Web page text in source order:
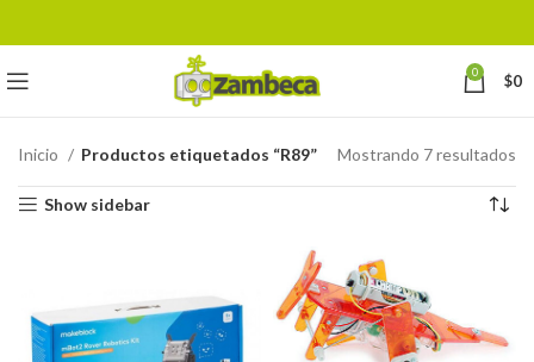
0 $0
Inicio Productos etiquetados “R89” Mostrando 7 resultados
Show sidebar